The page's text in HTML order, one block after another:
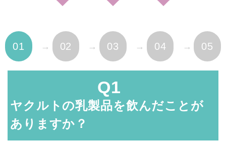
01 02 03 04 05
Q1
ヤクルトの乳製品を飲んだことが
ありますか？